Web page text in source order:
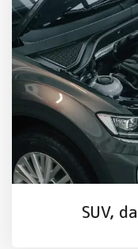
SUV,